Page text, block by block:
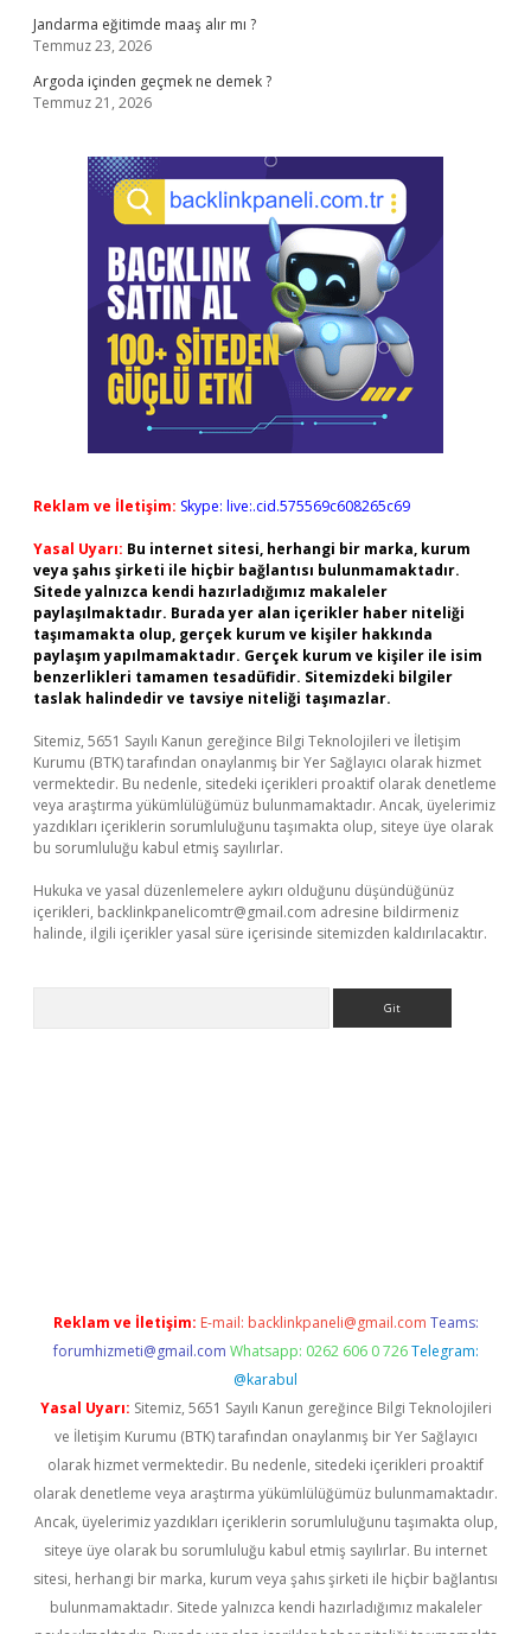
Jandarma eğitimde maaş alır mı ?
Temmuz 23, 2026
Argoda içinden geçmek ne demek ?
Temmuz 21, 2026
Reklam ve İletişim: Skype: live:.cid.575569c608265c69
Yasal Uyarı: Bu internet sitesi, herhangi bir marka, kurum
veya şahıs şirketi ile hiçbir bağlantısı bulunmamaktadır.
Sitede yalnızca kendi hazırladığımız makaleler
paylaşılmaktadır. Burada yer alan içerikler haber niteliği
taşımamakta olup, gerçek kurum ve kişiler hakkında
paylaşım yapılmamaktadır. Gerçek kurum ve kişiler ile isim
benzerlikleri tamamen tesadüfidir. Sitemizdeki bilgiler
taslak halindedir ve tavsiye niteliği taşımazlar.
Sitemiz, 5651 Sayılı Kanun gereğince Bilgi Teknolojileri ve İletişim
Kurumu (BTK) tarafından onaylanmış bir Yer Sağlayıcı olarak hizmet
vermektedir. Bu nedenle, sitedeki içerikleri proaktif olarak denetleme
veya araştırma yükümlülüğümüz bulunmamaktadır. Ancak, üyelerimiz
yazdıkları içeriklerin sorumluluğunu taşımakta olup, siteye üye olarak
bu sorumluluğu kabul etmiş sayılırlar.
Hukuka ve yasal düzenlemelere aykırı olduğunu düşündüğünüz
içerikleri, backlinkpanelicomtr@gmail.com adresine bildirmeniz
halinde, ilgili içerikler yasal süre içerisinde sitemizden kaldırılacaktır.
Reklam ve İletişim: E-mail: backlinkpaneli@gmail.com Teams:
forumhizmeti@gmail.com Whatsapp: 0262 606 0 726 Telegram:
@karabul
Yasal Uyarı: Sitemiz, 5651 Sayılı Kanun gereğince Bilgi Teknolojileri
ve İletişim Kurumu (BTK) tarafından onaylanmış bir Yer Sağlayıcı
olarak hizmet vermektedir. Bu nedenle, sitedeki içerikleri proaktif
olarak denetleme veya araştırma yükümlülüğümüz bulunmamaktadır.
Ancak, üyelerimiz yazdıkları içeriklerin sorumluluğunu taşımakta olup,
siteye üye olarak bu sorumluluğu kabul etmiş sayılırlar. Bu internet
sitesi, herhangi bir marka, kurum veya şahıs şirketi ile hiçbir bağlantısı
bulunmamaktadır. Sitede yalnızca kendi hazırladığımız makaleler